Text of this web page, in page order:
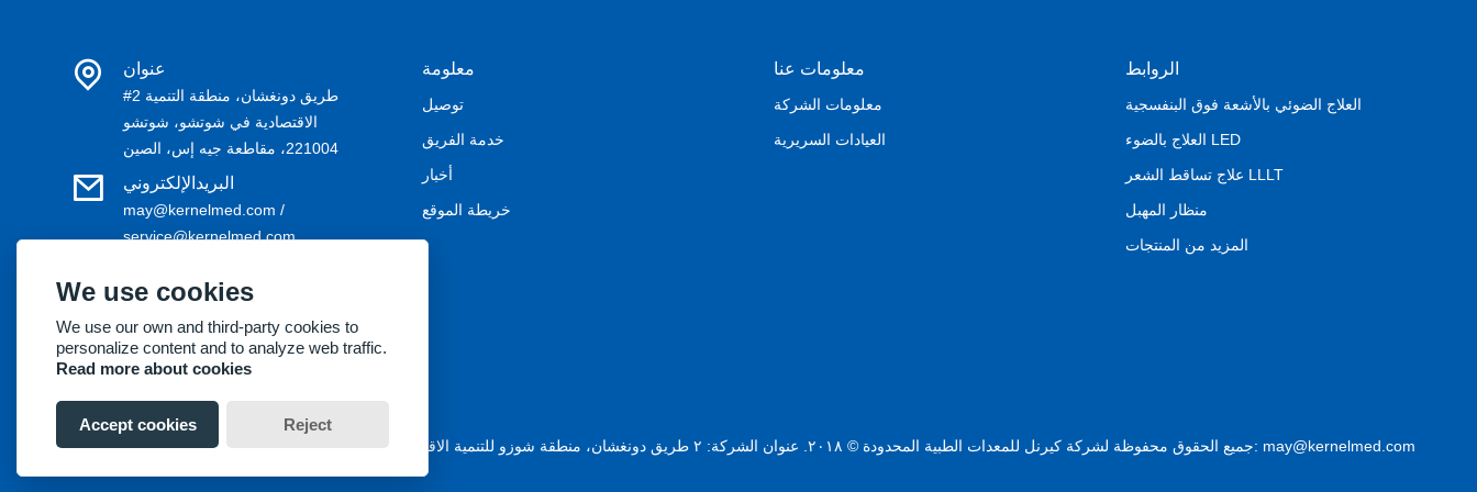
عنوان
#2 طريق دونغشان، منطقة التنمية
الاقتصادية في شوتشو، شوتشو
221004، مقاطعة جيه إس، الصين
البريدالإلكتروني
may@kernelmed.com /
service@kernelmed.com
+86-516-87732218
معلومة
توصيل
خدمة الفريق
أخبار
خريطة الموقع
معلومات عنا
معلومات الشركة
العيادات السريرية
الروابط
العلاج الضوئي بالأشعة فوق البنفسجية
العلاج بالضوء LED
علاج تساقط الشعر LLLT
منظار المهبل
المزيد من المنتجات
جميع الحقوق محفوظة لشركة كيرنل للمعدات الطبية المحدودة © ٢٠١٨. عنوان الشركة: ٢ طريق دونغشان، منطقة شوزو للتنمية الاقتصادية، شوزو ٢٢١٠٠٤، جيه إس، الصين. البريد الإلكتروني: may@kernelmed.com
We use cookies
We use our own and third-party cookies to
personalize content and to analyze web traffic.
Read more about cookies
Accept cookies Reject